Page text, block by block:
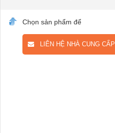
Chọn sản phẩm để
LIÊN HỆ NHÀ CUNG CẤP